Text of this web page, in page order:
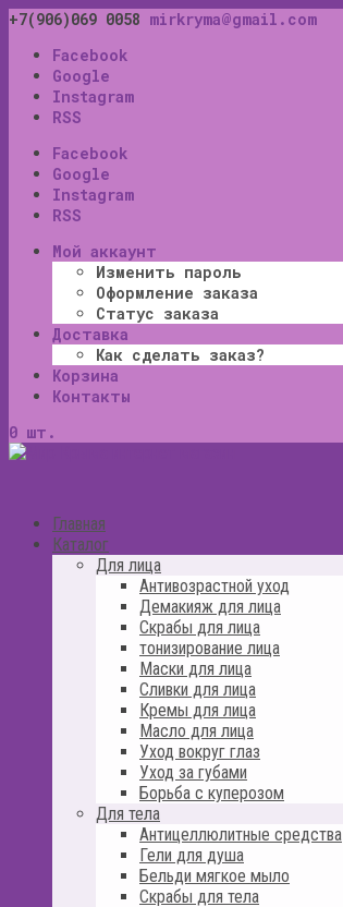
+7(906)069 0058 mirkryma@gmail.com
Facebook
Google
Instagram
RSS
Facebook
Google
Instagram
RSS
Мой аккаунт
Изменить пароль
Оформление заказа
Статус заказа
Доставка
Как сделать заказ?
Корзина
Контакты
0 шт.
Главная
Каталог
Для лица
Антивозрастной уход
Демакияж для лица
Скрабы для лица
тонизирование лица
Маски для лица
Сливки для лица
Кремы для лица
Масло для лица
Уход вокруг глаз
Уход за губами
Борьба с куперозом
Для тела
Антицеллюлитные средства
Гели для душа
Бельди мягкое мыло
Скрабы для тела